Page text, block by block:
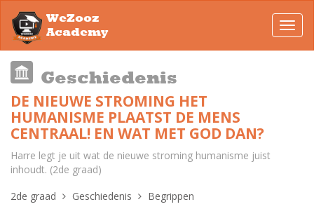
WeZooz
Academy
Geschiedenis
DE NIEUWE STROMING HET
HUMANISME PLAATST DE MENS
CENTRAAL! EN WAT MET GOD DAN?
Harre legt je uit wat de nieuwe stroming humanisme juist
inhoudt. (2de graad)
2de graad
Geschiedenis Begrippen